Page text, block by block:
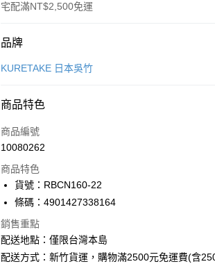
宅配滿NT$2,500免運
付款方式
信用卡一次付款
悠遊付
ATM付款
下單前請先詢問庫存
每筆NT$130，滿NT$2,500(含以上)免運費
品牌
KURETAKE 日本吳竹
商品特色
商品編號
10080262
商品特色
貨號：RBCN160-22
條碼：4901427338164
銷售重點
配送地點：僅限台灣本島
配送方式：新竹貨運，購物滿2500元免運費(含